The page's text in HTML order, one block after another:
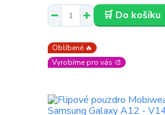
🛒 Do košíku
Oblíbené 🔥
Vyrobíme pro vás 🎨